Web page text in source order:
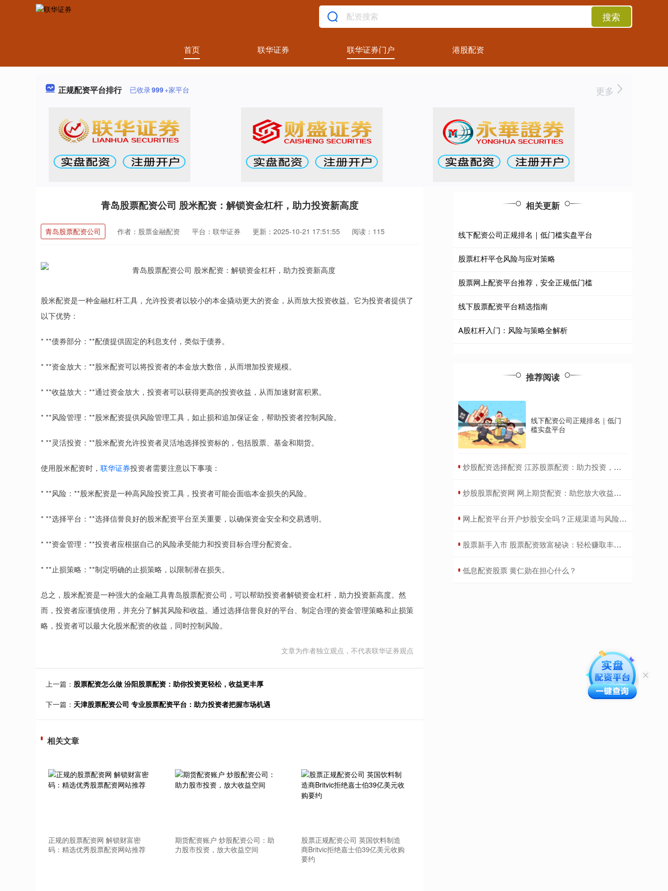
搜索
首页 联华证券 联华证券门户 港股配资
正规配资平台排行 已收录999+家平台 更多
青岛股票配资公司 股米配资：解锁资金杠杆，助力投资新高度
青岛股票配资公司 作者：股票金融配资 平台：联华证券 更新：2025-10-21 17:51:55 阅读：115
股米配资是一种金融杠杆工具，允许投资者以较小的本金撬动更大的资金，从而放大投资收益。它为投资者提供了
以下优势：
* **债券部分：**配债提供固定的利息支付，类似于债券。
* **资金放大：**股米配资可以将投资者的本金放大数倍，从而增加投资规模。
* **收益放大：**通过资金放大，投资者可以获得更高的投资收益，从而加速财富积累。
* **风险管理：**股米配资提供风险管理工具，如止损和追加保证金，帮助投资者控制风险。
* **灵活投资：**股米配资允许投资者灵活地选择投资标的，包括股票、基金和期货。
使用股米配资时， 联华证券投资者需要注意以下事项：
* **风险：**股米配资是一种高风险投资工具，投资者可能会面临本金损失的风险。
* **选择平台：**选择信誉良好的股米配资平台至关重要，以确保资金安全和交易透明。
* **资金管理：**投资者应根据自己的风险承受能力和投资目标合理分配资金。
* **止损策略：**制定明确的止损策略，以限制潜在损失。
总之，股米配资是一种强大的金融工具青岛股票配资公司，可以帮助投资者解锁资金杠杆，助力投资新高度。然
而，投资者应谨慎使用，并充分了解其风险和收益。通过选择信誉良好的平台、制定合理的资金管理策略和止损策
略，投资者可以最大化股米配资的收益，同时控制风险。
文章为作者独立观点，不代表联华证券观点
上一篇： 股票配资怎么做 汾阳股票配资：助你投资更轻松，收益更丰厚
下一篇： 天津股票配资公司 专业股票配资平台：助力投资者把握市场机遇
相关文章
正规的股票配资网 解锁财富密
码：精选优秀股票配资网站推荐
期货配资账户 炒股配资公司：助
力股市投资，放大收益空间
股票正规配资公司 英国饮料制造
商Britvic拒绝嘉士伯39亿美元收购
要约
相关更新
线下配资公司正规排名｜低门槛实盘平台
股票杠杆平仓风险与应对策略
股票网上配资平台推荐，安全正规低门槛
线下股票配资平台精选指南
A股杠杆入门：风险与策略全解析
推荐阅读
线下配资公司正规排名｜低门
槛实盘平台
​炒股配资选择配资 江苏股票配资：助力投资，提升收益
​炒股股票配资网 网上期货配资：助您放大收益，把握市场机遇
​网上配资平台开户炒股安全吗？正规渠道与风险详解
​股票新手入市 股票配资致富秘诀：轻松赚取丰厚收益
​低息配资股票 黄仁勋在担心什么？